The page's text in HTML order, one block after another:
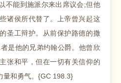
不能到施派尔来出席议会;但他
诸侯所代替了。上帝曾兴起这
圣工辩护。从前保护路德的撒
是他的兄弟约翰公爵。他曾欣
张和平，但在一切有关信仰的
量和勇气。{GC 198.3}